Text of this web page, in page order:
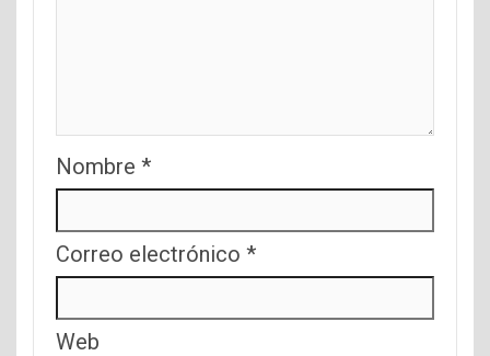
Nombre *
Correo electrónico *
Web